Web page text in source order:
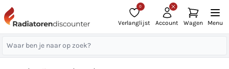
0
Verlanglijst Account Wagen Menu